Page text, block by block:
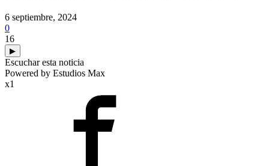
6 septiembre, 2024
0
16
▶
Escuchar esta noticia
Powered by Estudios Max
x1